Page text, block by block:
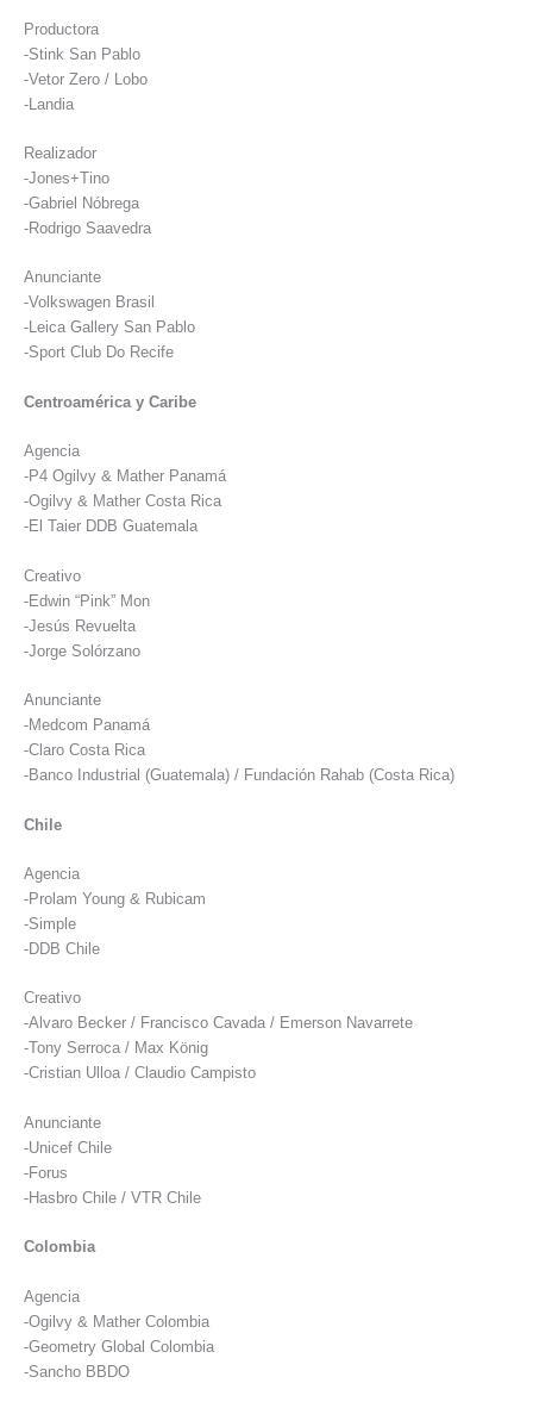
Productora
-Stink San Pablo
-Vetor Zero / Lobo
-Landia
Realizador
-Jones+Tino
-Gabriel Nóbrega
-Rodrigo Saavedra
Anunciante
-Volkswagen Brasil
-Leica Gallery San Pablo
-Sport Club Do Recife
Centroamérica y Caribe
Agencia
-P4 Ogilvy & Mather Panamá
-Ogilvy & Mather Costa Rica
-El Taier DDB Guatemala
Creativo
-Edwin “Pink” Mon
-Jesús Revuelta
-Jorge Solórzano
Anunciante
-Medcom Panamá
-Claro Costa Rica
-Banco Industrial (Guatemala) / Fundación Rahab (Costa Rica)
Chile
Agencia
-Prolam Young & Rubicam
-Simple
-DDB Chile
Creativo
-Alvaro Becker / Francisco Cavada / Emerson Navarrete
-Tony Serroca / Max König
-Cristian Ulloa / Claudio Campisto
Anunciante
-Unicef Chile
-Forus
-Hasbro Chile / VTR Chile
Colombia
Agencia
-Ogilvy & Mather Colombia
-Geometry Global Colombia
-Sancho BBDO